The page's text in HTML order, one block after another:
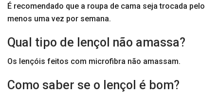
É recomendado que a roupa de cama seja trocada pelo
menos uma vez por semana.
Qual tipo de lençol não amassa?
Os lençóis feitos com microfibra não amassam.
Como saber se o lençol é bom?